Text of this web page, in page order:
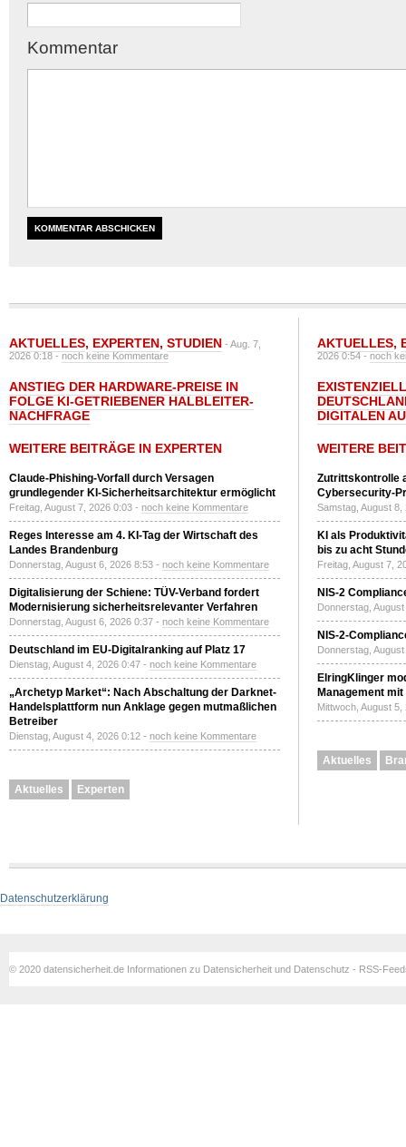
Kommentar
AKTUELLES, EXPERTEN, STUDIEN - Aug. 7,
2026 0:18 -noch keine Kommentare
ANSTIEG DER HARDWARE-PREISE IN
FOLGE KI-GETRIEBENER HALBLEITER-
NACHFRAGE
WEITERE BEITRÄGE IN EXPERTEN
Claude-Phishing-Vorfall durch Versagen
grundlegender KI-Sicherheitsarchitektur ermöglicht
Freitag, August 7, 2026 0:03 - noch keine Kommentare
Reges Interesse am 4. KI-Tag der Wirtschaft des
Landes Brandenburg
Donnerstag, August 6, 2026 8:53 - noch keine Kommentare
Digitalisierung der Schiene: TÜV-Verband fordert
Modernisierung sicherheitsrelevanter Verfahren
Donnerstag, August 6, 2026 0:37 - noch keine Kommentare
Deutschland im EU-Digitalranking auf Platz 17
Dienstag, August 4, 2026 0:47 - noch keine Kommentare
„Archetyp Market“: Nach Abschaltung der Darknet-
Handelsplattform nun Anklage gegen mutmaßlichen
Betreiber
Dienstag, August 4, 2026 0:12 - noch keine Kommentare
Aktuelles Experten
AKTUELLES,
2026 0:54 -noch
DIGITALEN
WEITERE
Zutrittskontrolle
Cybersecurity-
Samstag, August
KI als
bis zu acht
Freitag, August 7,
NIS-2
Donnerstag,
NIS-2-
Donnerstag,
ElringKlinger
Management
Mittwoch, August
Aktuelles
Datenschutzerklärung
© 2020 datensicherheit.de Informationen zu Datensicherheit und Datenschutz - RSS-